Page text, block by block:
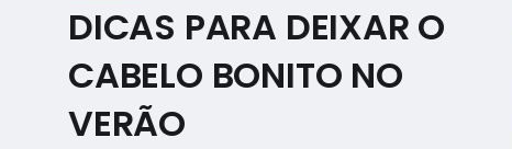
DICAS PARA DEIXAR O
CABELO BONITO NO
VERÃO